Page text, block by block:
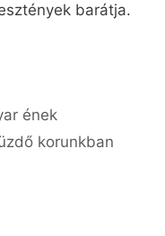
barátja.
ének
korunkban